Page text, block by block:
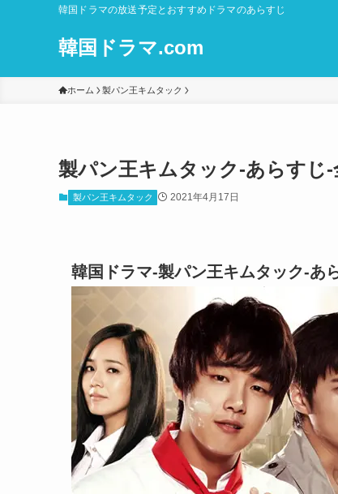
韓国ドラマの放送予定とおすすめドラマのあらすじ
韓国ドラマ.com
ホーム 製パン王キムタック
製パン王キムタック-あらすじ
製パン王キムタック 2021年4月17日
韓国ドラマ-製パン王キムタック-あ